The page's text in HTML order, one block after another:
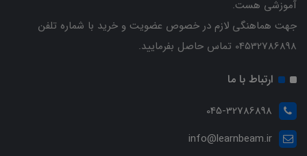
آموزشی هست.
جهت هماهنگی لازم در خصوص عضویت و خرید با شماره تلفن
04532786898 تماس حاصل بفرمایید.
ارتباط با ما
045-32786898
info@learnbeam.ir